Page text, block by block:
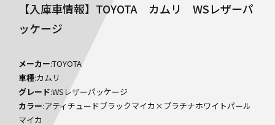
【入庫車情報】TOYOTA カムリ WSレザーパ
ッケージ
メーカー:TOYOTA
車種:カムリ
グレード:WSレザーパッケージ
カラー:アティチュードブラックマイカ×プラチナホワイトパール
マイカ